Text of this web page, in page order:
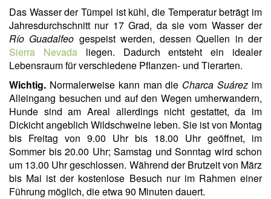
Das Wasser der Tümpel ist kühl, die Temperatur beträgt im
Jahresdurchschnitt nur 17 Grad, da sie vom Wasser der
Río Guadalfeo gespeist werden, dessen Quellen in der
Sierra Nevada liegen. Dadurch entsteht ein idealer
Lebensraum für verschiedene Pflanzen- und Tierarten.
Wichtig. Normalerweise kann man die Charca Suárez im
Alleingang besuchen und auf den Wegen umherwandern,
Hunde sind am Areal allerdings nicht gestattet, da im
Dickicht angeblich Wildschweine leben. Sie ist von Montag
bis Freitag von 9.00 Uhr bis 18.00 Uhr geöffnet, im
Sommer bis 20.00 Uhr; Samstag und Sonntag wird schon
um 13.00 Uhr geschlossen. Während der Brutzeit von März
bis Mai ist der kostenlose Besuch nur im Rahmen einer
Führung möglich, die etwa 90 Minuten dauert.